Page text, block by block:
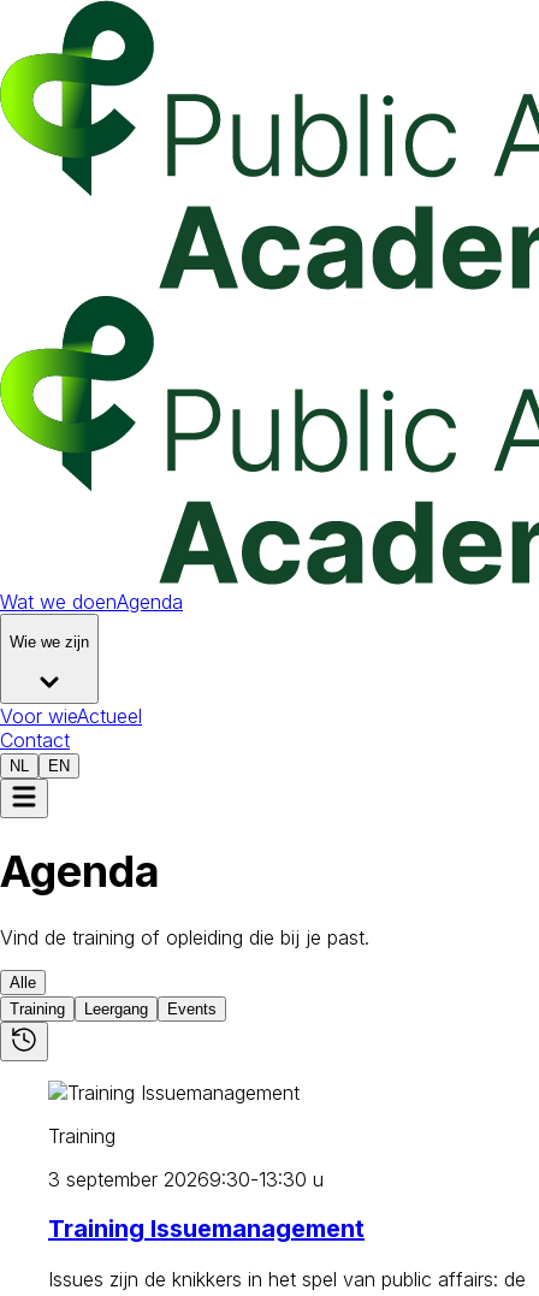
Wat we doenAgenda
Wie we zijn
Voor wieActueel
Contact
NL EN
Agenda
Vind de training of opleiding die bij je past.
Alle
Training
Leergang Events
Training
3 september 20269:30-13:30 u
Training Issuemanagement
Issues zijn de knikkers in het spel van public affairs: de